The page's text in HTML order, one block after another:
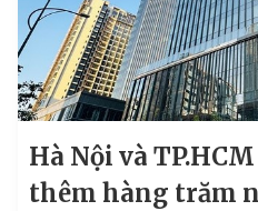
Hà Nội và
thêm hàng trăm